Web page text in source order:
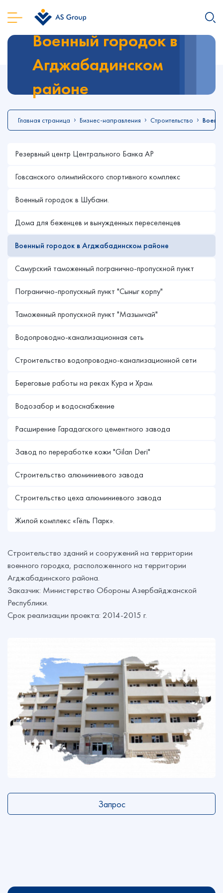
Военный городок в
Агджабадинском
районе
Главная страница Бизнес-направления Строительство
Резервный центр Центрального Банка АР
Говсанского олимпийского спортивного комплекс
Военный городок в Шубани.
Дома для беженцев и вынужденных переселенцев
Военный городок в Агджабадинском районе
Самурский таможенный погранично-пропускной пункт
Погранично-пропускный пункт "Сыныг корпу"
Таможенный пропускной пункт "Мазымчай"
Водопроводно-канализационная сеть
Строительство водопроводно-канализационной сети
Береговые работы на реках Кура и Xрам
Водозабор и водоснабжение
Расширение Гарадагского цементного завода
Завод по переработке кожи "Gilan Deri"
Строительство алюминиевого завода
Строительство цеха алюминиевого завода
Жилой комплекс «Гёль Парк».
Строительство зданий и сооружений на территории
военного городка, расположенного на территории
Агджабадинского района.
Заказчик: Министерство Обороны Азербайджанской
Республики.
Срок реализации проекта: 2014-2015 г.
Запрос